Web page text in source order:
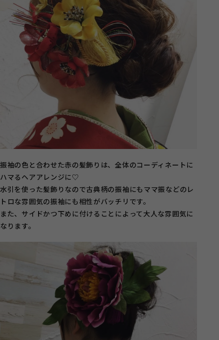
振袖の色と合わせた赤の髪飾りは、全体のコーディネートに
ハマるヘアアレンジに♡
水引を使った髪飾りなので古典柄の振袖にもママ振などのレ
トロな雰囲気の振袖にも相性がバッチリです。
また、サイドかつ下めに付けることによって大人な雰囲気に
なります。